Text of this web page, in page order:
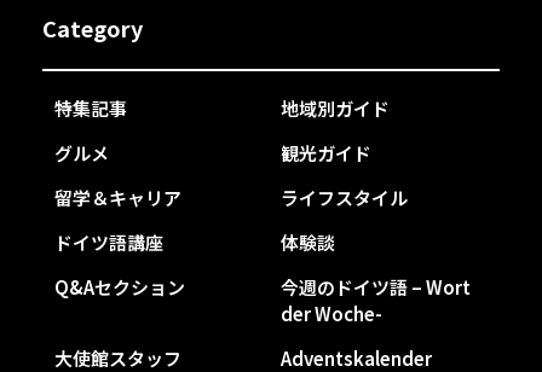
Category
特集記事
地域別ガイド
グルメ
観光ガイド
留学＆キャリア
ライフスタイル
ドイツ語講座
体験談
Q&Aセクション
今週のドイツ語 – Wort
der Woche-
大使館スタッフ
Adventskalender